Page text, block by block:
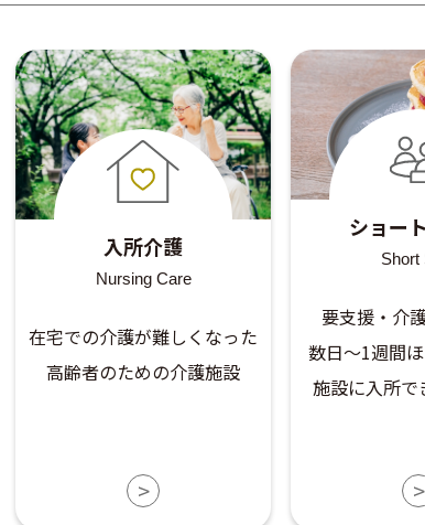
入所介護
Nursing Care
在宅での介護が難しくなった
高齢者のための介護施設
>
ショー
Short
要支援・介
数日～1週間ほ
施設に入所で
>